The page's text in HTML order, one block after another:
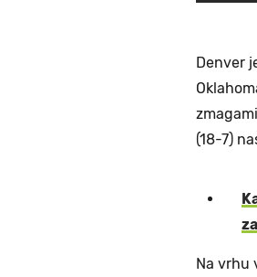
Denver
(18-7)
Na vrhu